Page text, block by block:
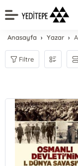
Anasayfa Yazar
Filtre